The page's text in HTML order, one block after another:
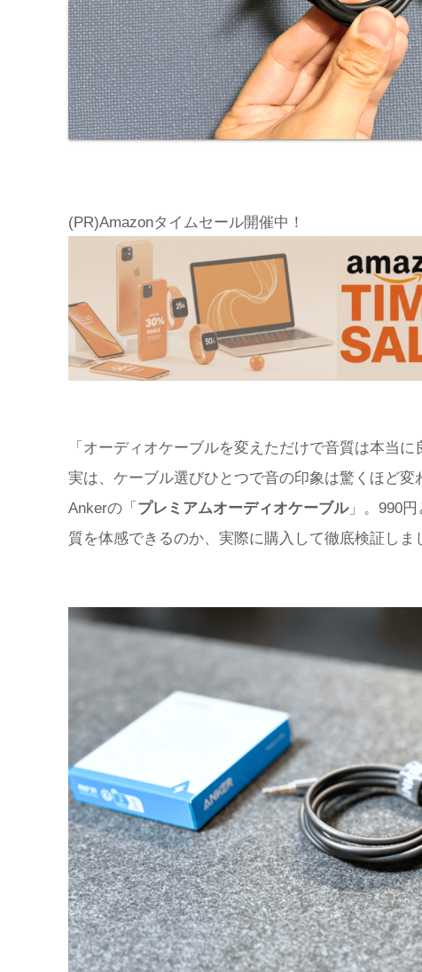
(PR)Amazonタイムセール開催中！
「オーディオケーブルを変えただけで音質は本当
実は、ケーブル選びひとつで音の印象は驚くほど
Ankerの「 プレミアムオーディオケーブル」。990
質を体感できるのか、実際に購入して徹底検証しま